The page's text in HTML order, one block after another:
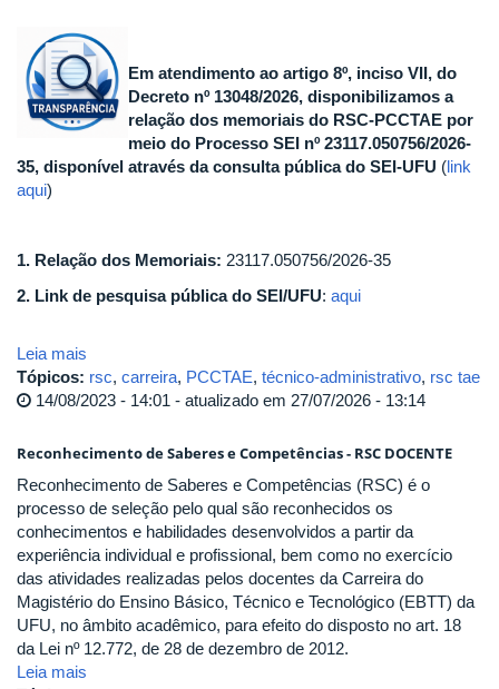
Em atendimento ao artigo 8º, inciso VII, do
Decreto nº 13048/2026, disponibilizamos a
relação dos memoriais do RSC-PCCTAE por
meio do Processo SEI nº 23117.050756/2026-
35, disponível através da consulta pública do SEI-UFU (link
aqui)
1. Relação dos Memoriais: 23117.050756/2026-35
2. Link de pesquisa pública do SEI/UFU: aqui
Leia mais
Tópicos: rsc, carreira, PCCTAE, técnico-administrativo, rsc tae
14/08/2023 - 14:01 - atualizado em 27/07/2026 - 13:14
Reconhecimento de Saberes e Competências - RSC DOCENTE
Reconhecimento de Saberes e Competências (RSC) é o
processo de seleção pelo qual são reconhecidos os
conhecimentos e habilidades desenvolvidos a partir da
experiência individual e profissional, bem como no exercício
das atividades realizadas pelos docentes da Carreira do
Magistério do Ensino Básico, Técnico e Tecnológico (EBTT) da
UFU, no âmbito acadêmico, para efeito do disposto no art. 18
da Lei nº 12.772, de 28 de dezembro de 2012.
Leia mais